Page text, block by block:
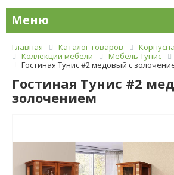
Меню
Главная Каталог товаров
Коллекции мебели
Мебель Тунис
Гостиная Тунис #2 медовый с
Гостиная Тунис #2
золочением